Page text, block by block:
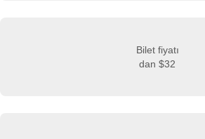
Bilet fiyatı
dan $32